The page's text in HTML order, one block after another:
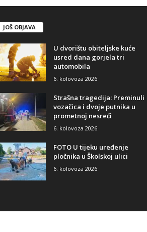
JOŠ OBJAVA
U dvorištu obiteljske kuće
usred dana gorjela tri
automobila
6. kolovoza 2026
Strašna tragedija: Preminuli
vozačica i dvoje putnika u
prometnoj nesreći
6. kolovoza 2026
FOTO U tijeku uređenje
pločnika u Školskoj ulici
6. kolovoza 2026